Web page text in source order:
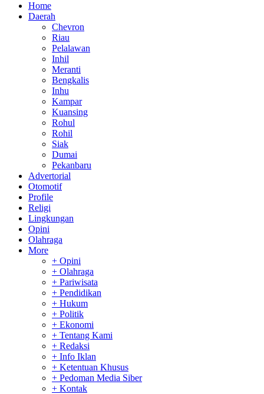
Home
Daerah
Chevron
Riau
Pelalawan
Inhil
Meranti
Bengkalis
Inhu
Kampar
Kuansing
Rohul
Rohil
Siak
Dumai
Pekanbaru
Advertorial
Otomotif
Profile
Religi
Lingkungan
Opini
Olahraga
More
+ Opini
+ Olahraga
+ Pariwisata
+ Pendidikan
+ Hukum
+ Politik
+ Ekonomi
+ Tentang Kami
+ Redaksi
+ Info Iklan
+ Ketentuan Khusus
+ Pedoman Media Siber
+ Kontak